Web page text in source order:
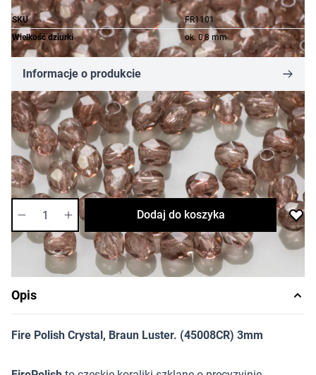
SKU
FR1101
Wielkość dziurki
ok. 0,8 mm
Informacje o produkcie
3,73 zł
Cena za opakowanie
Ilość w opakowaniu: 40 szt.
Dostępność:średnia
Dodaj do koszyka
Opis
Fire Polish Crystal, Braun Luster. (45008CR) 3mm